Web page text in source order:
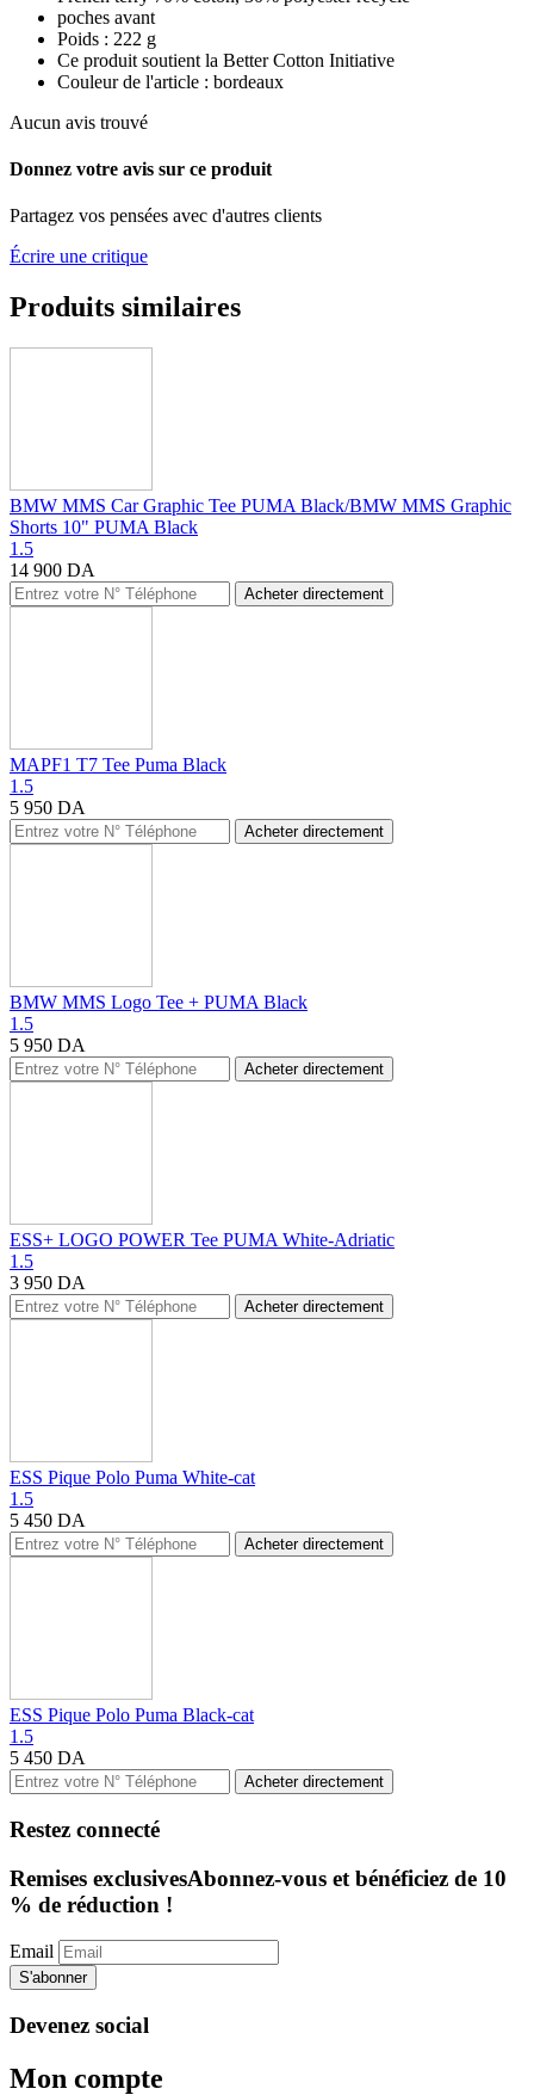
poches avant
Poids : 222 g
Ce produit soutient la Better Cotton Initiative
Couleur de l'article : bordeaux
Aucun avis trouvé
Donnez votre avis sur ce produit
Partagez vos pensées avec d'autres clients
Écrire une critique
Produits similaires
BMW MMS Car Graphic Tee PUMA Black/BMW MMS Graphic
Shorts 10" PUMA Black
1.5
14 900 DA
Acheter directement
MAPF1 T7 Tee Puma Black
1.5
5 950 DA
Acheter directement
BMW MMS Logo Tee + PUMA Black
1.5
5 950 DA
Acheter directement
ESS+ LOGO POWER Tee PUMA White-Adriatic
1.5
3 950 DA
Acheter directement
ESS Pique Polo Puma White-cat
1.5
5 450 DA
Acheter directement
ESS Pique Polo Puma Black-cat
1.5
5 450 DA
Acheter directement
Restez connecté
Remises exclusivesAbonnez-vous et bénéficiez de 10
% de réduction !
Email
S'abonner
Devenez social
Mon compte